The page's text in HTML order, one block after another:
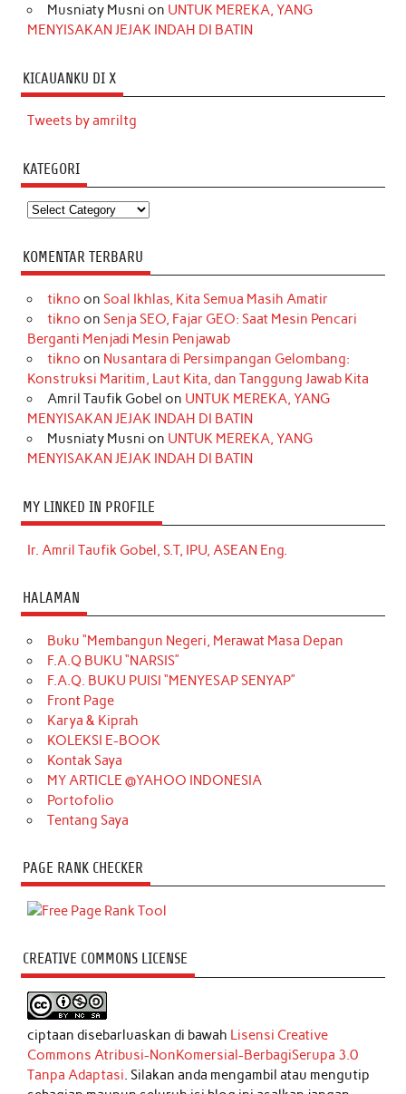
Musniaty Musni on UNTUK MEREKA, YANG
MENYISAKAN JEJAK INDAH DI BATIN
KICAUANKU DI X
Tweets by amriltg
KATEGORI
Kategori
KOMENTAR TERBARU
tikno on Soal Ikhlas, Kita Semua Masih Amatir
tikno on Senja SEO, Fajar GEO: Saat Mesin Pencari
Berganti Menjadi Mesin Penjawab
tikno on Nusantara di Persimpangan Gelombang:
Konstruksi Maritim, Laut Kita, dan Tanggung Jawab Kita
Amril Taufik Gobel on UNTUK MEREKA, YANG
MENYISAKAN JEJAK INDAH DI BATIN
Musniaty Musni on UNTUK MEREKA, YANG
MENYISAKAN JEJAK INDAH DI BATIN
MY LINKED IN PROFILE
Ir. Amril Taufik Gobel, S.T, IPU, ASEAN Eng.
HALAMAN
Buku “Membangun Negeri, Merawat Masa Depan
F.A.Q BUKU “NARSIS”
F.A.Q. BUKU PUISI “MENYESAP SENYAP”
Front Page
Karya & Kiprah
KOLEKSI E-BOOK
Kontak Saya
MY ARTICLE @YAHOO INDONESIA
Portofolio
Tentang Saya
PAGE RANK CHECKER
CREATIVE COMMONS LICENSE
ciptaan disebarluaskan di bawah Lisensi Creative
Commons Atribusi-NonKomersial-BerbagiSerupa 3.0
Tanpa Adaptasi. Silakan anda mengambil atau mengutip